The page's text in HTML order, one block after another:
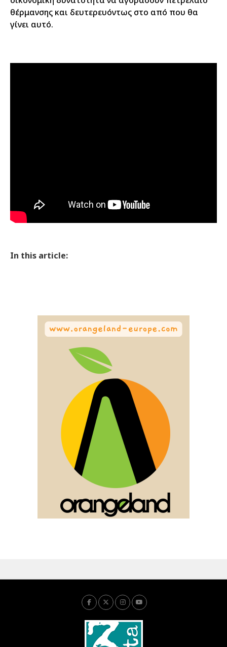
θέρμανσης και δευτερευόντως στο από που θα
γίνει αυτό.
In this article: